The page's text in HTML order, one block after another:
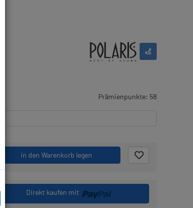
Prämienpunkte: 58
in den Warenkorb legen
Direkt kaufen mit